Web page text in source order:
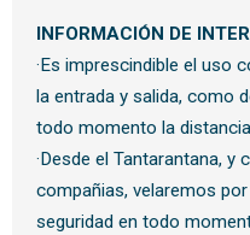
INFORMACIÓN DE
·Es imprescindible el uso
la entrada y salida, como
todo momento la
·Desde el Tantarantana,
compañias, velaremos
seguridad en todo